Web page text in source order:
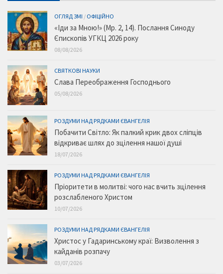
ОГЛЯД ЗМІ / ОФІЦІЙНО
«Іди за Мною!» (Мр. 2, 14). Послання Синоду
Єпископів УГКЦ 2026 року
08/08/2026
СВЯТКОВІ НАУКИ
Слава Переображення Господнього
05/08/2026
РОЗДУМИ НАД РЯДКАМИ ЄВАНГЕЛІЯ
Побачити Світло: Як палкий крик двох сліпців
відкриває шлях до зцілення нашої душі
18/07/2026
РОЗДУМИ НАД РЯДКАМИ ЄВАНГЕЛІЯ
Пріоритети в молитві: чого нас вчить зцілення
розслабленого Христом
10/07/2026
РОЗДУМИ НАД РЯДКАМИ ЄВАНГЕЛІЯ
Христос у Гадаринському краї: Визволення з
кайданів розпачу
03/07/2026